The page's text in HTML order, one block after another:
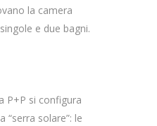
la camera
e due bagni.
P+P si configura
“serra solare”: le